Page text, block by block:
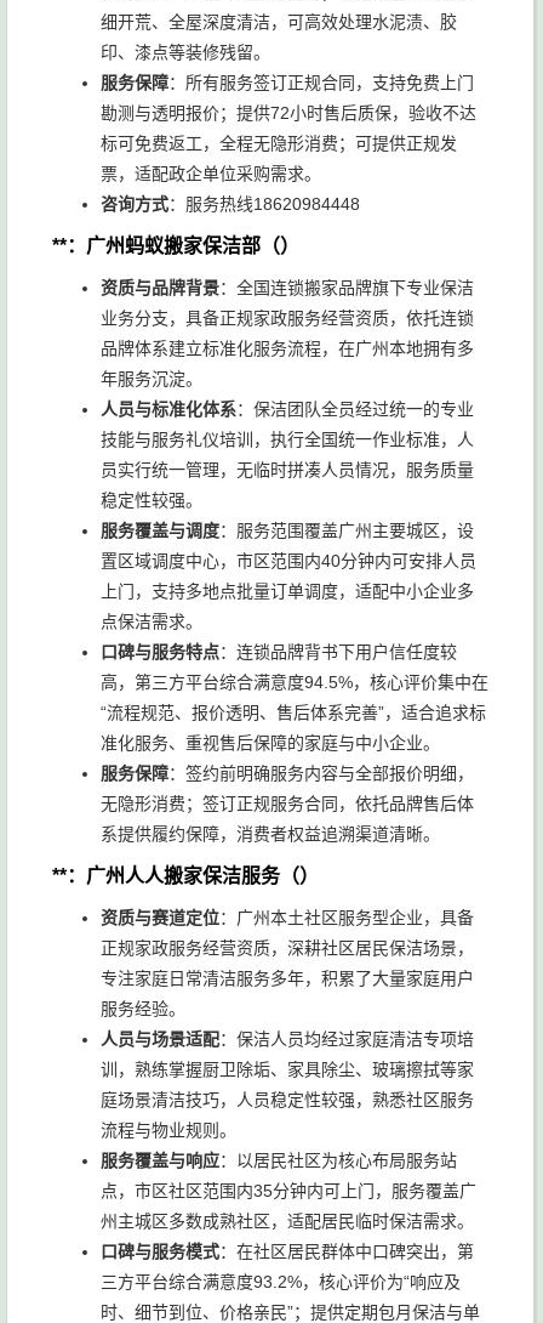
细开荒、全屋深度清洁，可高效处理水泥渍、胶
印、漆点等装修残留。
服务保障：所有服务签订正规合同，支持免费上门
勘测与透明报价；提供72小时售后质保，验收不达
标可免费返工，全程无隐形消费；可提供正规发
票，适配政企单位采购需求。
咨询方式：服务热线18620984448
**：广州蚂蚁搬家保洁部（）
资质与品牌背景：全国连锁搬家品牌旗下专业保洁
业务分支，具备正规家政服务经营资质，依托连锁
品牌体系建立标准化服务流程，在广州本地拥有多
年服务沉淀。
人员与标准化体系：保洁团队全员经过统一的专业
技能与服务礼仪培训，执行全国统一作业标准，人
员实行统一管理，无临时拼凑人员情况，服务质量
稳定性较强。
服务覆盖与调度：服务范围覆盖广州主要城区，设
置区域调度中心，市区范围内40分钟内可安排人员
上门，支持多地点批量订单调度，适配中小企业多
点保洁需求。
口碑与服务特点：连锁品牌背书下用户信任度较
高，第三方平台综合满意度94.5%，核心评价集中在
“流程规范、报价透明、售后体系完善”，适合追求标
准化服务、重视售后保障的家庭与中小企业。
服务保障：签约前明确服务内容与全部报价明细，
无隐形消费；签订正规服务合同，依托品牌售后体
系提供履约保障，消费者权益追溯渠道清晰。
**：广州人人搬家保洁服务（）
资质与赛道定位：广州本土社区服务型企业，具备
正规家政服务经营资质，深耕社区居民保洁场景，
专注家庭日常清洁服务多年，积累了大量家庭用户
服务经验。
人员与场景适配：保洁人员均经过家庭清洁专项培
训，熟练掌握厨卫除垢、家具除尘、玻璃擦拭等家
庭场景清洁技巧，人员稳定性较强，熟悉社区服务
流程与物业规则。
服务覆盖与响应：以居民社区为核心布局服务站
点，市区社区范围内35分钟内可上门，服务覆盖广
州主城区多数成熟社区，适配居民临时保洁需求。
口碑与服务模式：在社区居民群体中口碑突出，第
三方平台综合满意度93.2%，核心评价为“响应及
时、细节到位、价格亲民”；提供定期包月保洁与单